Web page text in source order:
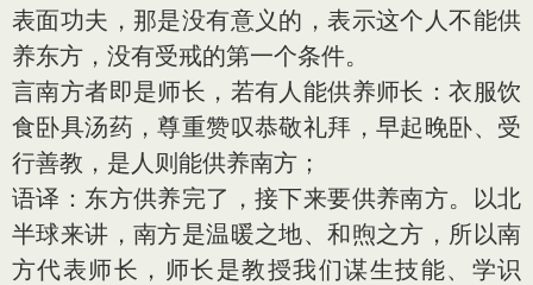
表面功夫，那是没有意义的，表示这个人不能供
养东方，没有受戒的第一个条件。
言南方者即是师长，若有人能供养师长：衣服饮
食卧具汤药，尊重赞叹恭敬礼拜，早起晚卧、受
行善教，是人则能供养南方；
语译：东方供养完了，接下来要供养南方。以北
半球来讲，南方是温暖之地、和煦之方，所以南
方代表师长，师长是教授我们谋生技能、学识